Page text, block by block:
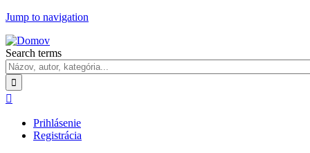
Jump to navigation
Search terms

Prihlásenie
Registrácia